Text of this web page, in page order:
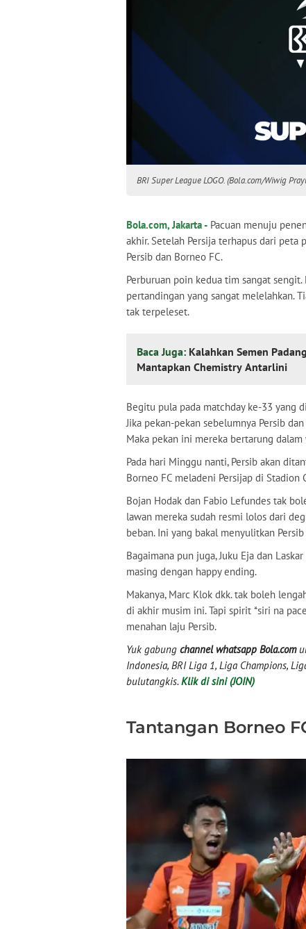
BRI Super League LOGO. (Bola.com/Wiwig
Bola.com, Jakarta - Pacuan menuju
akhir. Setelah Persija terhapus dari
Persib dan Borneo FC.
Perburuan poin kedua tim sangat
pertandingan yang sangat melelahkan.
tak terpeleset.
Baca Juga: Kalahkan Semen
Mantapkan Chemistry Antarlini
Begitu pula pada matchday ke-33 yang
Jika pekan-pekan sebelumnya Persib
Maka pekan ini mereka bertarung dalam
Pada hari Minggu nanti, Persib akan
Borneo FC meladeni Persijap di Stadion
Bojan Hodak dan Fabio Lefundes tak
lawan mereka sudah resmi lolos dari
beban. Ini yang bakal menyulitkan
Bagaimana pun juga, Juku Eja dan
masing dengan happy ending.
Makanya, Marc Klok dkk. tak boleh
di akhir musim ini. Tapi spirit *siri na
menahan laju Persib.
Yuk gabung channel whatsapp Bola.com
Indonesia, BRI Liga 1, Liga Champions,
bulutangkis. Klik di sini (JOIN)
Tantangan Borneo